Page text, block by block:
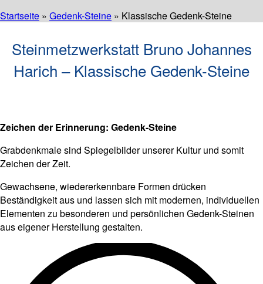
Startseite » Gedenk-Steine » Klassische Gedenk-Steine
Steinmetzwerkstatt Bruno Johannes
Harich – Klassische Gedenk-Steine
Zeichen der Erinnerung: Gedenk-Steine
Grabdenkmale sind Spiegelbilder unserer Kultur und somit
Zeichen der Zeit.
Gewachsene, wiedererkennbare Formen drücken
Beständigkeit aus und lassen sich mit modernen, individuellen
Elementen zu besonderen und persönlichen Gedenk-Steinen
aus eigener Herstellung gestalten.